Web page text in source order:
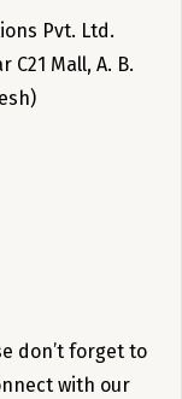
Pvt. Ltd.
Mall, A. B.
don’t forget to
with our